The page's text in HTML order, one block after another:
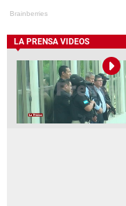
LA PRENSA VIDEOS